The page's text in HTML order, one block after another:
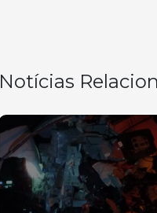
Notícias